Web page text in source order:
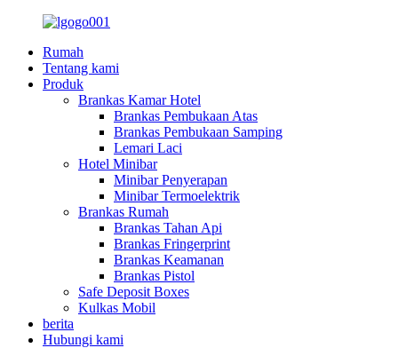
Rumah
Tentang kami
Produk
Brankas Kamar Hotel
Brankas Pembukaan Atas
Brankas Pembukaan Samping
Lemari Laci
Hotel Minibar
Minibar Penyerapan
Minibar Termoelektrik
Brankas Rumah
Brankas Tahan Api
Brankas Fringerprint
Brankas Keamanan
Brankas Pistol
Safe Deposit Boxes
Kulkas Mobil
berita
Hubungi kami